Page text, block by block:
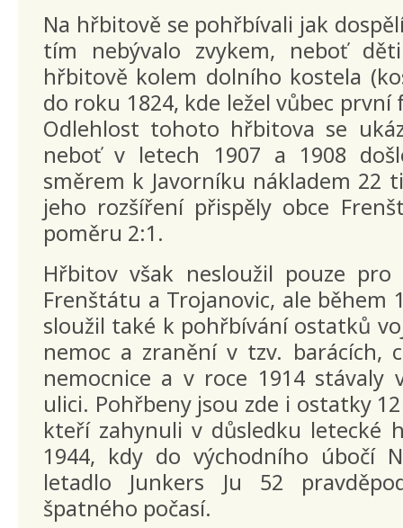
Na hřbitově se pohřbívali jak
tím nebývalo zvykem, neboť
hřbitově kolem dolního kostela
do roku 1824, kde ležel vůbec
Odlehlost tohoto hřbitova se
neboť v letech 1907 a 1908
směrem k Javorníku nákladem 22
jeho rozšíření přispěly obce
poměru 2:1.
Hřbitov však nesloužil pouze pro
Frenštátu a Trojanovic, ale během
sloužil také k pohřbívání ostatků
nemoc a zranění v tzv. barácích,
nemocnice a v roce 1914 stávaly
ulici. Pohřbeny jsou zde i ostatky
kteří zahynuli v důsledku letecké
1944, kdy do východního úbočí
letadlo Junkers Ju 52
špatného počasí.